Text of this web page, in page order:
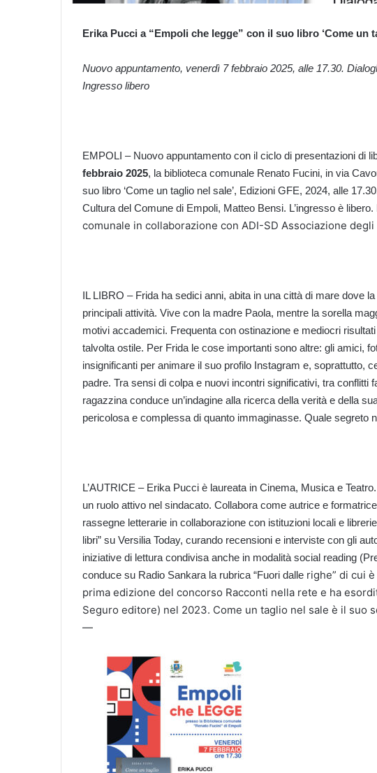
Erika Pucci a “Empoli che legge” con il suo libro ‘Come un
Nuovo appuntamento, venerdì 7 febbraio 2025, alle 17.30.
Ingresso libero
EMPOLI – Nuovo appuntamento con il ciclo di presentazioni di
febbraio 2025, la biblioteca comunale Renato Fucini, in via
suo libro ‘Come un taglio nel sale’, Edizioni GFE, 2024, alle
Cultura del Comune di Empoli, Matteo Bensi. L’ingresso è libero.
comunale in collaborazione con ADI-SD Associazione
IL LIBRO – Frida ha sedici anni, abita in una città di mare dove
principali attività. Vive con la madre Paola, mentre la sorella
motivi accademici. Frequenta con ostinazione e mediocri
talvolta ostile. Per Frida le cose importanti sono altre: gli amici,
insignificanti per animare il suo profilo Instagram e, soprattutto,
padre. Tra sensi di colpa e nuovi incontri significativi, tra conflitti
ragazzina conduce un’indagine alla ricerca della verità e della
pericolosa e complessa di quanto immaginasse. Quale segreto
L’AUTRICE – Erika Pucci è laureata in Cinema, Musica e
un ruolo attivo nel sindacato. Collabora come autrice e
rassegne letterarie in collaborazione con istituzioni locali e
libri” su Versilia Today, curando recensioni e interviste con gli
iniziative di lettura condivisa anche in modalità social reading
conduce su Radio Sankara la rubrica “Fuori dalle righe” di cui
prima edizione del concorso Racconti nella rete e ha
Seguro editore) nel 2023. Come un taglio nel sale è il suo
—